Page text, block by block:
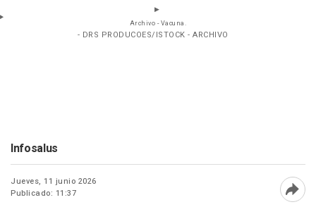
Archivo - Vacuna.
- DRS PRODUCOES/ISTOCK - ARCHIVO
Infosalus
Jueves, 11 junio 2026
Publicado: 11:37